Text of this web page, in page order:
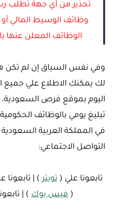
تحذير من أي جهة تطلب
وظائف الوسيط المالي
الوظائف المعلن عنها
وفي نفس السياق إن لم تكن
لك يمكنك الاطلاع علي جميع
اليوم بموقع فرص
تبليغ يومي بالوظائف
في المملكة العربية
التواصل الاجتماعي:
تابعونا علي ( تويتر ) | تابعونا
( فيس بوك ) |